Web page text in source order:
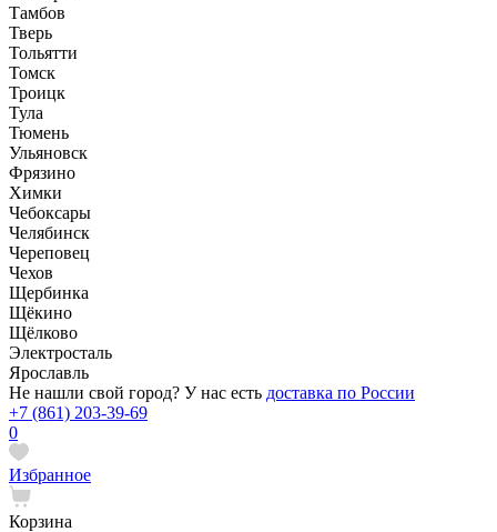
Тамбов
Тверь
Тольятти
Томск
Троицк
Тула
Тюмень
Ульяновск
Фрязино
Химки
Чебоксары
Челябинск
Череповец
Чехов
Щербинка
Щёкино
Щёлково
Электросталь
Ярославль
Не нашли свой город? У нас есть доставка по России
+7 (861) 203-39-69
0
Избранное
Корзина